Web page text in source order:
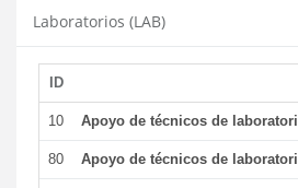
Laboratorios (LAB)
ID
10 Apoyo de técnicos de
80 Apoyo de técnicos de